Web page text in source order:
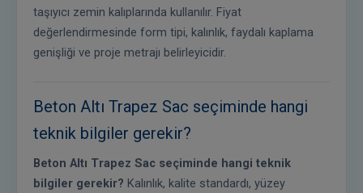
taşıyıcı zemin kalıplarında kullanılır. Fiyat
değerlendirmesinde form tipi, kalınlık, faydalı kaplama
genişliği ve proje metrajı belirleyicidir.
Beton Altı Trapez Sac seçiminde hangi
teknik bilgiler gerekir?
Beton Altı Trapez Sac seçiminde hangi teknik
bilgiler gerekir? Kalınlık, kalite standardı, yüzey